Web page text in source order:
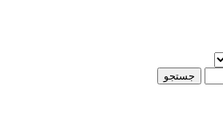
جستجو